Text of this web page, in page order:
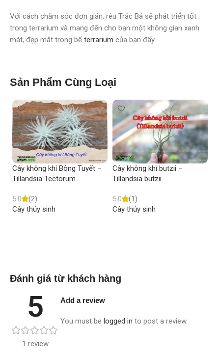
Với cách chăm sóc đơn giản, rêu Trắc Bá sẽ phát triển tốt
trong terrarium và mang đến cho bạn một không gian xanh
mát, đẹp mắt trong bể terrarium của bạn đấy.
Sản Phẩm Cùng Loại
Cây không khí Bông Tuyết –
Tillandsia Tectorum
5.0
(2)
Cây thủy sinh
Cây không khí butzii –
Tillandsia butzii
5.0
(1)
Cây thủy sinh
Đánh giá từ khách hàng
5
1 review
Add a review
You must be logged in to post a review.